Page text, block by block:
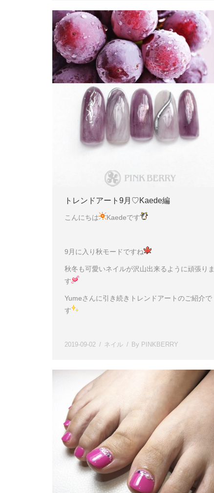
トレンドアート9月♡Kaede編
こんにちは Kaedeです
9月に入り秋モードですね
秋冬も可愛いネイルが沢山出来るように頑張りま
す
Yumeさんに引き続きトレンドアートのご紹介で
す
2019-09-02 ネイル By PINKBERRY